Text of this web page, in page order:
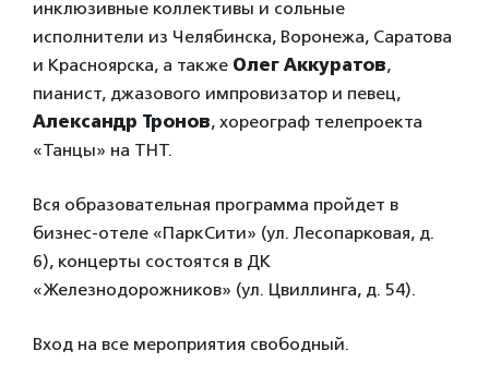
инклюзивные коллективы и сольные
исполнители из Челябинска, Воронежа, Саратова
и Красноярска, а также Олег Аккуратов,
пианист, джазового импровизатор и певец,
Александр Тронов, хореограф телепроекта
«Танцы» на ТНТ.
Вся образовательная программа пройдет в
бизнес-отеле «ПаркСити» (ул. Лесопарковая, д.
6), концерты состоятся в ДК
«Железнодорожников» (ул. Цвиллинга, д. 54).
Вход на все мероприятия свободный.